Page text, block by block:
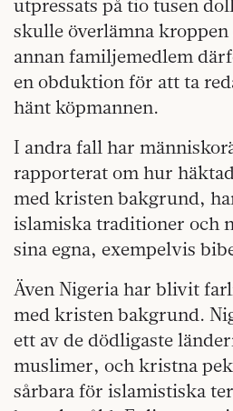
utpressats på tio tusen
skulle överlämna kroppen
annan familjemedlem
en obduktion för att ta
hänt köpmannen.
I andra fall har
rapporterat om hur
med kristen bakgrund,
islamiska traditioner och
sina egna, exempelvis
Även Nigeria har blivit
med kristen bakgrund.
ett av de dödligaste
muslimer, och kristna
sårbara för islamistiska